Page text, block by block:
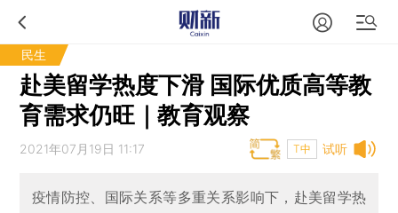
民生
赴美留学热度下滑 国际优质高等教
育需求仍旺｜教育观察
试听
2021年07月19日 11:17 T中
疫情防控、国际关系等多重关系影响下，赴美留学热